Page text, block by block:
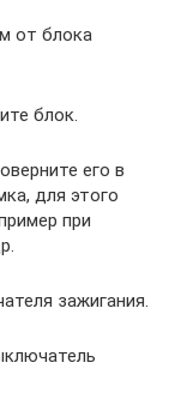
от блока
блок.
его в
для этого
при
зажигания.